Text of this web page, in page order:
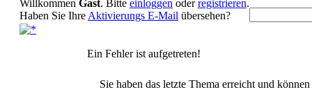
Willkommen Gast. Bitte einloggen oderregistrieren.
Haben Sie Ihre Aktivierungs E-Mail übersehen?
Ein Fehler ist aufgetreten!
Sie haben das letzte Thema erreicht und